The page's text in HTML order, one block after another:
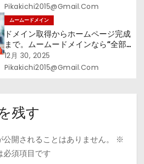
自ドメイン
Pikakichi2015@gmail.com
ムームードメイン
ドメイン取得からホームページ完成
まで。ムームードメインなら“全部
まとめて”安心スタート
12月 30, 2025
Pikakichi2015@gmail.com
残す
開されることはありません。
※
必須項目です